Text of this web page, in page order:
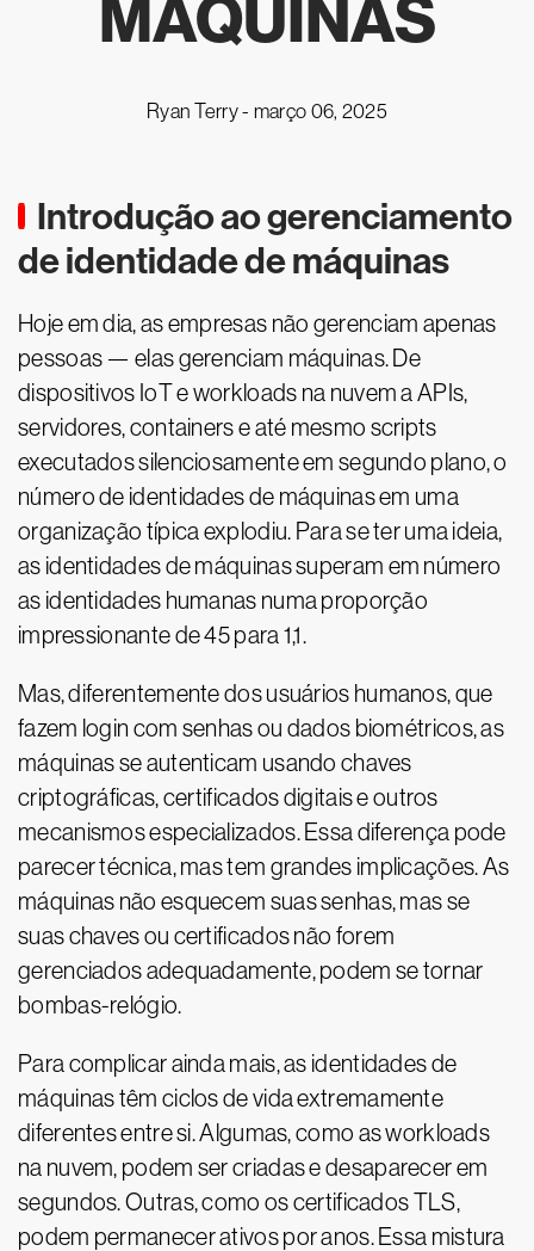
MÁQUINAS
Ryan Terry - março 06, 2025
Introdução ao gerenciamento
de identidade de máquinas
Hoje em dia, as empresas não gerenciam apenas
pessoas — elas gerenciam máquinas. De
dispositivos IoT e workloads na nuvem a APIs,
servidores, containers e até mesmo scripts
executados silenciosamente em segundo plano, o
número de identidades de máquinas em uma
organização típica explodiu. Para se ter uma ideia,
as identidades de máquinas superam em número
as identidades humanas numa proporção
impressionante de 45 para 1,1.
Mas, diferentemente dos usuários humanos, que
fazem login com senhas ou dados biométricos, as
máquinas se autenticam usando chaves
criptográficas, certificados digitais e outros
mecanismos especializados. Essa diferença pode
parecer técnica, mas tem grandes implicações. As
máquinas não esquecem suas senhas, mas se
suas chaves ou certificados não forem
gerenciados adequadamente, podem se tornar
bombas-relógio.
Para complicar ainda mais, as identidades de
máquinas têm ciclos de vida extremamente
diferentes entre si. Algumas, como as workloads
na nuvem, podem ser criadas e desaparecer em
segundos. Outras, como os certificados TLS,
podem permanecer ativos por anos. Essa mistura